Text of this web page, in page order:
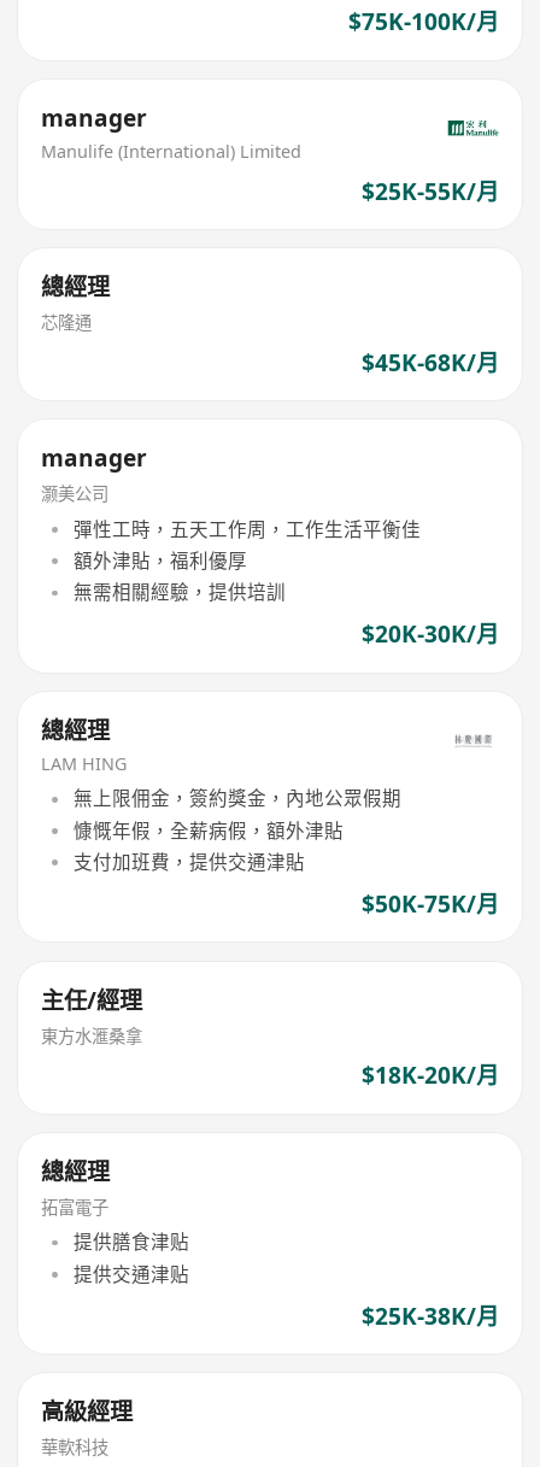
$75K-100K/月
manager
Manulife (International) Limited
$25K-55K/月
總經理
芯隆通
$45K-68K/月
manager
灏美公司
彈性工時，五天工作周，工作生活平衡佳
額外津貼，福利優厚
無需相關經驗，提供培訓
$20K-30K/月
總經理
LAM HING
無上限佣金，簽約獎金，內地公眾假期
慷慨年假，全薪病假，額外津貼
支付加班費，提供交通津貼
$50K-75K/月
主任/經理
東方水滙桑拿
$18K-20K/月
總經理
拓富電子
提供膳食津贴
提供交通津贴
$25K-38K/月
高級經理
華軟科技